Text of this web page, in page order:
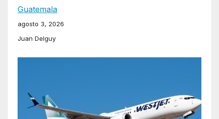
Guatemala
agosto 3, 2026
Juan Delguy